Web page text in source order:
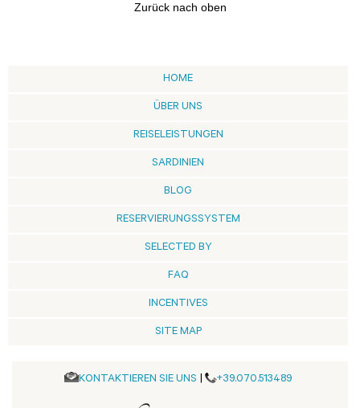
Zurück nach oben
HOME
ÜBER UNS
REISELEISTUNGEN
SARDINIEN
BLOG
RESERVIERUNGSSYSTEM
SELECTED BY
FAQ
INCENTIVES
SITE MAP
KONTAKTIEREN SIE UNS | +39.070.513489